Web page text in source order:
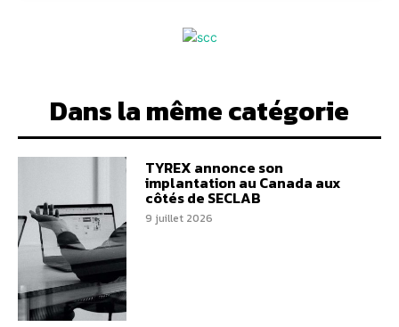
Dans la même catégorie
TYREX annonce son
implantation au Canada aux
côtés de SECLAB
9 juillet 2026